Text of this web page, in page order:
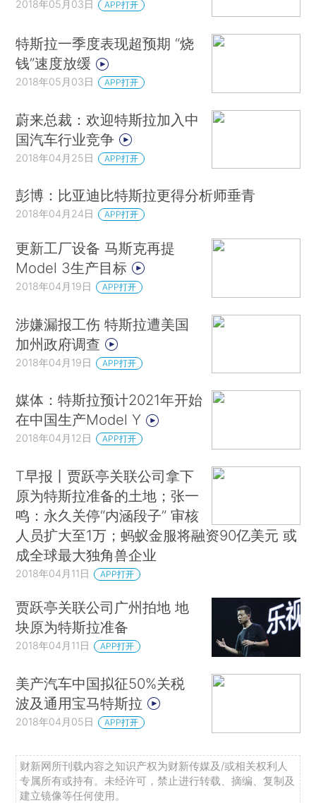
2018年05月03日 APP打开
特斯拉一季度表现超预期 “烧
钱”速度放缓
2018年05月03日 APP打开
蔚来总裁：欢迎特斯拉加入中
国汽车行业竞争
2018年04月25日 APP打开
彭博：比亚迪比特斯拉更得分析师垂青
2018年04月24日 APP打开
更新工厂设备 马斯克再提
Model 3生产目标
2018年04月19日 APP打开
涉嫌漏报工伤 特斯拉遭美国
加州政府调查
2018年04月19日 APP打开
媒体：特斯拉预计2021年开始
在中国生产Model Y
2018年04月12日 APP打开
T早报丨贾跃亭关联公司拿下
原为特斯拉准备的土地；张一
鸣：永久关停“内涵段子” 审核
人员扩大至1万；蚂蚁金服将融资90亿美元 或
成全球最大独角兽企业
2018年04月11日 APP打开
贾跃亭关联公司广州拍地 地
块原为特斯拉准备
2018年04月11日 APP打开
美产汽车中国拟征50%关税
波及通用宝马特斯拉
2018年04月05日 APP打开
财新网所刊载内容之知识产权为财新传媒及/或相关权利人
专属所有或持有。未经许可，禁止进行转载、摘编、复制及
建立镜像等任何使用。